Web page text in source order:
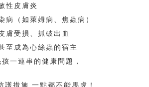
性皮膚炎
病（如萊姆病、焦蟲病）
膚受損、抓破出血
至成為心絲蟲的宿主
一連串的健康問題，
護措施 一點都不能馬虎！